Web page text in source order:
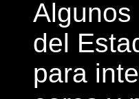
del
para